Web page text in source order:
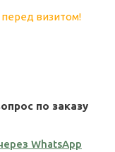
визитом!
по заказу
WhatsApp